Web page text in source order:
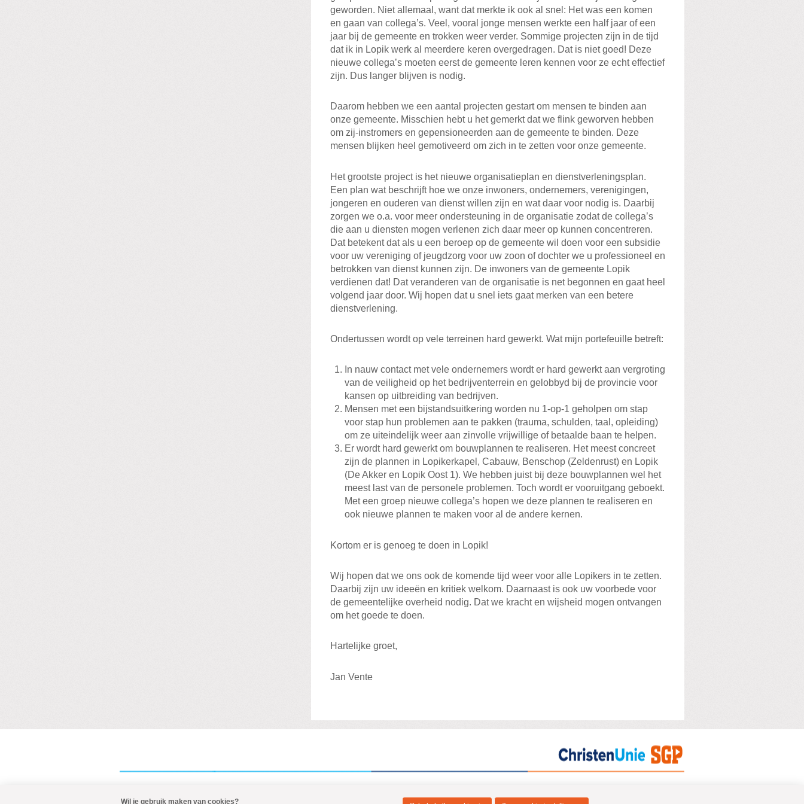
geworden. Niet allemaal, want dat merkte ik ook al snel: Het was een komen
en gaan van collega’s. Veel, vooral jonge mensen werkte een half jaar of een
jaar bij de gemeente en trokken weer verder. Sommige projecten zijn in de tijd
dat ik in Lopik werk al meerdere keren overgedragen. Dat is niet goed! Deze
nieuwe collega’s moeten eerst de gemeente leren kennen voor ze echt effectief
zijn. Dus langer blijven is nodig.
Daarom hebben we een aantal projecten gestart om mensen te binden aan
onze gemeente. Misschien hebt u het gemerkt dat we flink geworven hebben
om zij-instromers en gepensioneerden aan de gemeente te binden. Deze
mensen blijken heel gemotiveerd om zich in te zetten voor onze gemeente.
Het grootste project is het nieuwe organisatieplan en dienstverleningsplan.
Een plan wat beschrijft hoe we onze inwoners, ondernemers, verenigingen,
jongeren en ouderen van dienst willen zijn en wat daar voor nodig is. Daarbij
zorgen we o.a. voor meer ondersteuning in de organisatie zodat de collega’s
die aan u diensten mogen verlenen zich daar meer op kunnen concentreren.
Dat betekent dat als u een beroep op de gemeente wil doen voor een subsidie
voor uw vereniging of jeugdzorg voor uw zoon of dochter we u professioneel en
betrokken van dienst kunnen zijn. De inwoners van de gemeente Lopik
verdienen dat! Dat veranderen van de organisatie is net begonnen en gaat heel
volgend jaar door. Wij hopen dat u snel iets gaat merken van een betere
dienstverlening.
Ondertussen wordt op vele terreinen hard gewerkt. Wat mijn portefeuille betreft:
In nauw contact met vele ondernemers wordt er hard gewerkt aan vergroting
van de veiligheid op het bedrijventerrein en gelobbyd bij de provincie voor
kansen op uitbreiding van bedrijven.
Mensen met een bijstandsuitkering worden nu 1-op-1 geholpen om stap
voor stap hun problemen aan te pakken (trauma, schulden, taal, opleiding)
om ze uiteindelijk weer aan zinvolle vrijwillige of betaalde baan te helpen.
Er wordt hard gewerkt om bouwplannen te realiseren. Het meest concreet
zijn de plannen in Lopikerkapel, Cabauw, Benschop (Zeldenrust) en Lopik
(De Akker en Lopik Oost 1). We hebben juist bij deze bouwplannen wel het
meest last van de personele problemen. Toch wordt er vooruitgang geboekt.
Met een groep nieuwe collega’s hopen we deze plannen te realiseren en
ook nieuwe plannen te maken voor al de andere kernen.
Kortom er is genoeg te doen in Lopik!
Wij hopen dat we ons ook de komende tijd weer voor alle Lopikers in te zetten.
Daarbij zijn uw ideeën en kritiek welkom. Daarnaast is ook uw voorbede voor
de gemeentelijke overheid nodig. Dat we kracht en wijsheid mogen ontvangen
om het goede te doen.
Hartelijke groet,
Jan Vente
Wil je gebruik maken van cookies?